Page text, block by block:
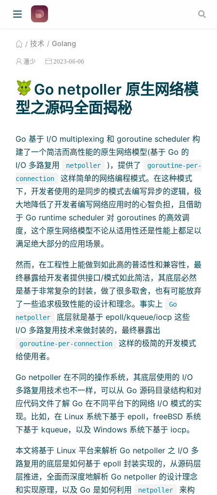
技术 Golang
潘少 2023-06-06
Go netpoller 原生网络模
型之源码全面揭秘
Go 基于 I/O multiplexing 和 goroutine scheduler 构
建了一个简洁而高性能的原生网络模型(基于 Go 的
I/O 多路复用
netpoller )，提供了
goroutine-per-
connection
这样简单的网络编程模式。在这种模式
下，开发者使用的是同步的模式去编写异步的逻辑，极
大地降低了开发者编写网络应用时的心智负担，且借助
于 Go runtime scheduler 对 goroutines 的高效调
度，这个原生网络模型不论从适用性还是性能上都足以
满足绝大部分的应用场景。
然而，在工程性上能做到如此高的普适性和兼容性，最
终暴露给开发者提供接口/模式如此简洁，其底层必然
是基于非常复杂的封装，做了很多取舍，也有可能放弃
了一些追求极致性能的设计和理念。事实上
Go
netpoller
底层就是基于 epoll/kqueue/iocp 这些
I/O 多路复用技术来做封装的，最终暴露出
goroutine-per-connection
这样的极简的开发模式
给使用者。
Go netpoller 在不同的操作系统，其底层使用的 I/O
多路复用技术也不一样，可以从 Go 源码目录结构和对
应代码文件了解 Go 在不同平台下的网络 I/O 模式的实
现。比如，在 Linux 系统下基于 epoll，freeBSD 系统
下基于 kqueue，以及 Windows 系统下基于 iocp。
本文将基于 Linux 平台来解析 Go netpoller 之 I/O 多
路复用的底层是如何基于 epoll 封装实现的，从源码层
层推进，全面而深度地解析 Go netpoller 的设计理念
和实现原理，以及 Go 是如何利用
netpoller
来构